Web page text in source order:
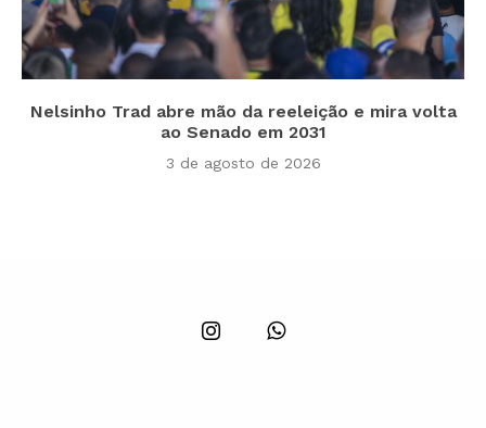
Nelsinho Trad abre mão da reeleição e mira volta
ao Senado em 2031
3 de agosto de 2026